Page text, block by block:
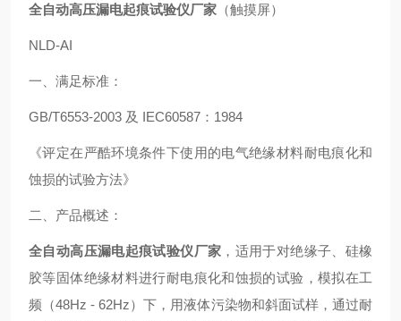
全自动高压漏电起痕试验仪厂家 （触摸屏）
NLD-AI
一、满足标准：
GB/T6553-2003 及 IEC60587：1984
《评定在严酷环境条件下使用的电气绝缘材料耐电痕化和
蚀损的试验方法》
二、产品概述：
全自动高压漏电起痕试验仪厂家 ，适用于对绝缘子、硅橡
胶等固体绝缘材料进行耐电痕化和蚀损的试验，模拟在工
频（48Hz - 62Hz）下，用液体污染物和斜面试样，通过耐